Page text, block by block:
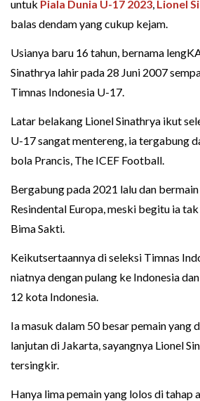
untuk Piala Dunia U-17 2023, Lionel
balas dendam yang cukup kejam.
Usianya baru 16 tahun, bernama
Sinathrya lahir pada 28 Juni 2007
Timnas Indonesia U-17.
Latar belakang Lionel Sinathrya ikut
U-17 sangat mentereng, ia tergabung
bola Prancis, The ICEF Football.
Bergabung pada 2021 lalu dan
Resindental Europa, meski begitu ia
Bima Sakti.
Keikutsertaannya di seleksi Timnas
niatnya dengan pulang ke Indonesia
12 kota Indonesia.
Ia masuk dalam 50 besar pemain yang
lanjutan di Jakarta, sayangnya Lionel
tersingkir.
Hanya lima pemain yang lolos di tahap